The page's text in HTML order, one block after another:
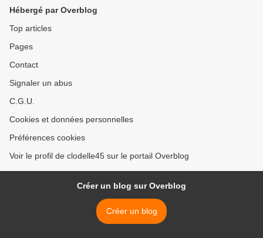
Hébergé par Overblog
Top articles
Pages
Contact
Signaler un abus
C.G.U.
Cookies et données personnelles
Préférences cookies
Voir le profil de clodelle45 sur le portail Overblog
Créer un blog sur Overblog
Créer un blog